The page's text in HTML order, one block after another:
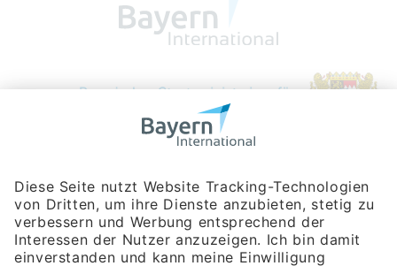
Bayerische Gesellschaft für Internationale
Rosenheimer Str. 143C
81671 München
Tel:+49 180 5949260
(Festnetz 14 ct/min, Mobil max. 42 ct/min)